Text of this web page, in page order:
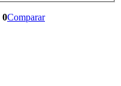
0Comparar